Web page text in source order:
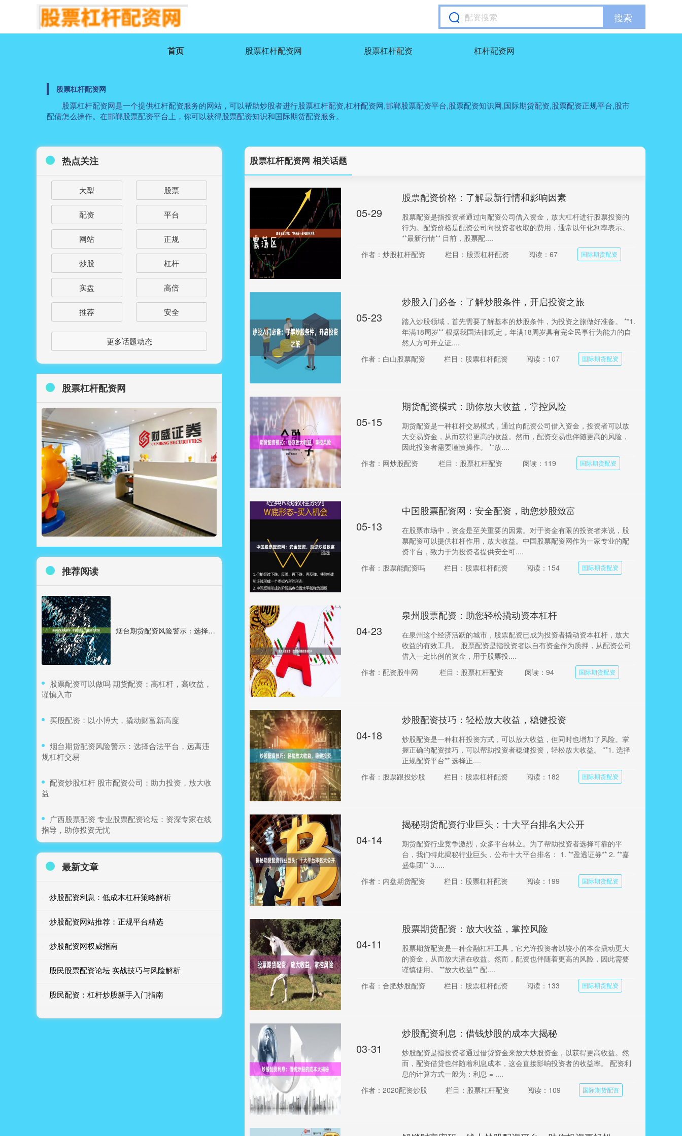
搜索
首页 股票杠杆配资网 股票杠杆配资 杠杆配资网
股票杠杆配资网
股票杠杆配资网是一个提供杠杆配资服务的网站，可以帮助炒股者进行股票杠杆配资,杠杆配资网,邯郸股票配资平台,股票配资知识网,国际期货配资,股票配资正规平台,股市
配债怎么操作。在邯郸股票配资平台上，你可以获得股票配资知识和国际期货配资服务。
股票杠杆配资网 相关话题
05-29
股票配资价格：了解最新行情和影响因素
股票配资是指投资者通过向配资公司借入资金，放大杠杆进行股票投资的
行为。配资价格是配资公司向投资者收取的费用，通常以年化利率表示。
**最新行情** 目前，股票配....
作者：炒股杠杆配资
栏目：股票杠杆配资 阅读：67 国际期货配资
05-23
炒股入门必备：了解炒股条件，开启投资之旅
踏入炒股领域，首先需要了解基本的炒股条件，为投资之旅做好准备。 **1.
年满18周岁** 根据我国法律规定，年满18周岁具有完全民事行为能力的自
然人方可开立证....
作者：白山股票配资
栏目：股票杠杆配资 阅读：107 国际期货配资
05-15
期货配资模式：助你放大收益，掌控风险
期货配资是一种杠杆交易模式，通过向配资公司借入资金，投资者可以放
大交易资金，从而获得更高的收益。然而，配资交易也伴随更高的风险，
因此投资者需要谨慎操作。 **放....
作者：网炒股配资
栏目：股票杠杆配资 阅读：119 国际期货配资
05-13
中国股票配资网：安全配资，助您炒股致富
在股票市场中，资金是至关重要的因素。对于资金有限的投资者来说，股
票配资可以提供杠杆作用，放大收益。中国股票配资网作为一家专业的配
资平台，致力于为投资者提供安全可....
作者：股票能配资吗
栏目：股票杠杆配资 阅读：154 国际期货配资
04-23
泉州股票配资：助您轻松撬动资本杠杆
在泉州这个经济活跃的城市，股票配资已成为投资者撬动资本杠杆，放大
收益的有效工具。 股票配资是指投资者以自有资金作为质押，从配资公司
借入一定比例的资金，用于股票投....
作者：配资股牛网
栏目：股票杠杆配资 阅读：94 国际期货配资
04-18
炒股配资技巧：轻松放大收益，稳健投资
炒股配资是一种杠杆投资方式，可以放大收益，但同时也增加了风险。掌
握正确的配资技巧，可以帮助投资者稳健投资，轻松放大收益。 **1. 选择
正规配资平台** 选择正....
作者：股票跟投炒股
栏目：股票杠杆配资 阅读：182 国际期货配资
04-14
揭秘期货配资行业巨头：十大平台排名大公开
期货配资行业竞争激烈，众多平台林立。为了帮助投资者选择可靠的平
台，我们特此揭秘行业巨头，公布十大平台排名： 1. **盈透证券** 2. **嘉
盛集团** 3.....
作者：内盘期货配资
栏目：股票杠杆配资 阅读：199 国际期货配资
04-11
股票期货配资：放大收益，掌控风险
股票期货配资是一种金融杠杆工具，它允许投资者以较小的本金撬动更大
的资金，从而放大潜在收益。然而，配资也伴随着更高的风险，因此需要
谨慎使用。 **放大收益** 配....
作者：合肥炒股配资
栏目：股票杠杆配资 阅读：133 国际期货配资
03-31
炒股配资利息：借钱炒股的成本大揭秘
炒股配资是指投资者通过借贷资金来放大炒股资金，以获得更高收益。然
而，配资借贷也伴随着利息成本，这会直接影响投资者的收益率。 配资利
息的计算方式一般为：利息 = ....
作者：2020配资炒股
栏目：股票杠杆配资 阅读：109 国际期货配资
热点关注
大型 股票
配资 平台
网站 正规
炒股 杠杆
实盘 高倍
推荐 安全
更多话题动态
股票杠杆配资网
推荐阅读
烟台期货配资风险警示：选择合法平台，远离违规杠杆交易
​股票配资可以做吗 期货配资：高杠杆，高收益，
谨慎入市
​买股配资：以小博大，撬动财富新高度
​烟台期货配资风险警示：选择合法平台，远离违
规杠杆交易
​配资炒股杠杆 股市配资公司：助力投资，放大收
益
​广西股票配资 专业股票配资论坛：资深专家在线
指导，助你投资无忧
最新文章
炒股配资利息：低成本杠杆策略解析
炒股配资网站推荐：正规平台精选
炒股配资网权威指南
股民股票配资论坛 实战技巧与风险解析
股民配资：杠杆炒股新手入门指南